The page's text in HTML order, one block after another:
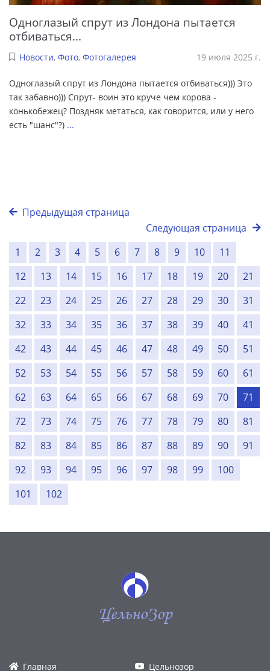
Одноглазый спрут из Лондона пытается
отбиваться...
Новости, Фото, Фотогалерея 19 июля 2025 г.
Одноглазый спрут из Лондона пытается отбиваться))) Это
так забавно))) Спрут- воин это круче чем корова -
конькобежец? Поздняк метаться, как говорится, или у него
есть "шанс"?) ...
Предыдущая страница
Следующая страница
1
2 3 4 5 6 7 8 9 10
11
12
13 14 15 16 17 18 19 20
21
22
23 24 25 26 27 28 29 30
31
32
33 34 35 36 37 38 39 40
41
42
43 44 45 46 47 48 49 50
51
52
53 54 55 56 57 58 59 60
61
62
63 64 65 66 67 68 69 70
71
72
73 74 75 76 77 78 79 80
81
82
83 84 85 86 87 88 89 90
91
92
93 94 95 96 97 98 99
100
101
102
ЦельноЗор
Главная Цельнозор